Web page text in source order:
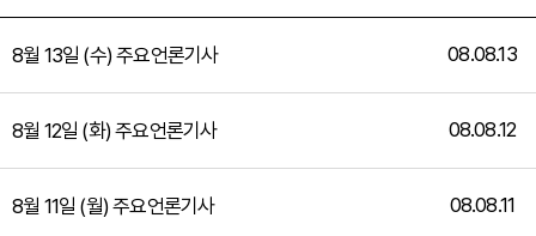
8월 13일 (수) 주요언론기사 08.08.13
8월 12일 (화) 주요언론기사 08.08.12
8월 11일 (월) 주요언론기사 08.08.11